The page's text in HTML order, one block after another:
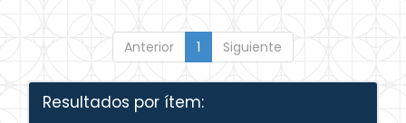
Anterior 1 Siguiente
Resultados por ítem: